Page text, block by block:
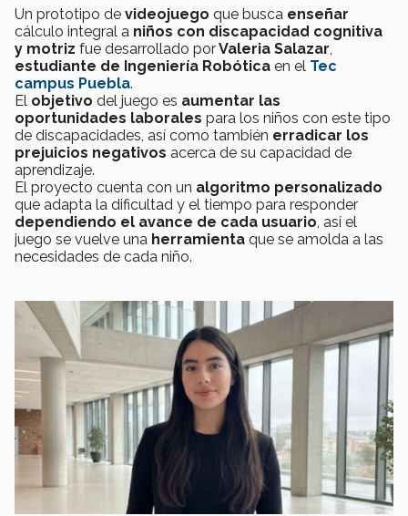
Un prototipo de videojuego que busca enseñar
cálculo integral a niños con discapacidad cognitiva
y motriz fue desarrollado porValeria Salazar
estudiante de Ingeniería Robótica en el Tec
campus Puebla.
El objetivo del juego es aumentar las
oportunidades laborales para los niños con este tipo
de discapacidades, así como también erradicar los
prejuicios negativos acerca de su capacidad de
aprendizaje.
El proyecto cuenta con un algoritmo personalizado
que adapta la dificultad y el tiempo para responder
dependiendo el avance de cada usuario , así el
juego se vuelve una herramienta que se amolda a las
necesidades de cada niño.